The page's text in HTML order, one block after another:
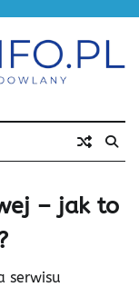
– jak to
serwisu